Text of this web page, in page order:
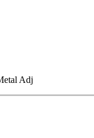
Adj